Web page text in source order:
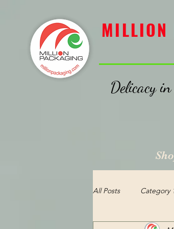
MILLION
Delicacy
All Posts Category